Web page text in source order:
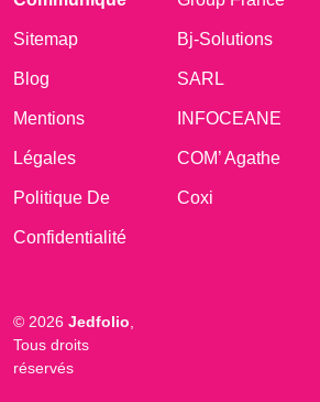
Sitemap
Blog
Mentions
Légales
Politique De
Confidentialité
© 2026 Jedfolio
Tous droits
réservés
Bj-Solutions
SARL
INFOCEANE
COM’ Agathe
Coxi